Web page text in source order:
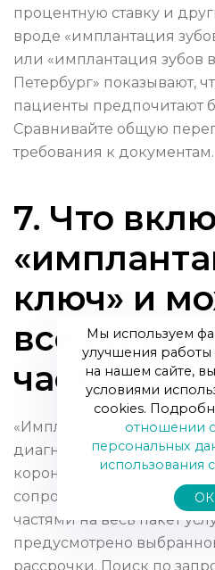
процентную ставку и
вроде «имплантация
или «имплантация зубов
Петербург» показывают,
пациенты предпочитают
Сравнивайте общую
требования к документам.
7. Что
ключ» и
всё
частями?
«Имплантация под ключ»
диагностику, установку
коронку/протез и
сопровождение.
частями на весь пакет
предусмотрено
рассрочки. Поиск по
Мы используем
улучшения работы
на нашем сайте,
условиями
cookies.
отношении
персональных
использования
ОК